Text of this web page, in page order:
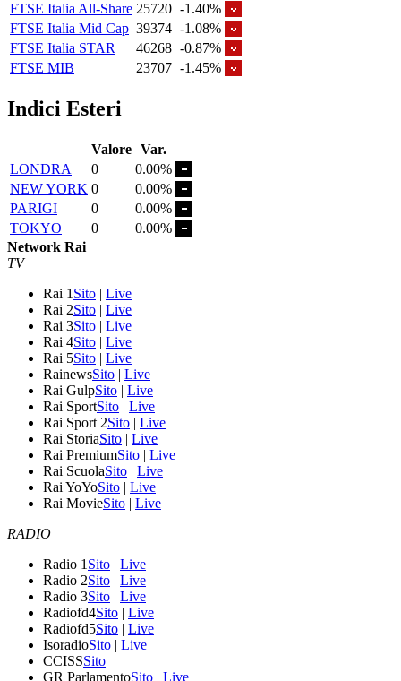
FTSE Italia All-Share 25720 -1.40%
FTSE Italia Mid Cap 39374 -1.08%
FTSE Italia STAR
46268 -0.87%
FTSE MIB
23707 -1.45%
Indici Esteri
Valore Var.
LONDRA
0
0.00%
NEW YORK 0
0.00%
PARIGI
0
0.00%
TOKYO
0
0.00%
Network Rai
TV
Rai 1 Sito | Live
Rai 2Sito | Live
Rai 3Sito | Live
Rai 4Sito | Live
Rai 5Sito | Live
RainewsSito | Live
Rai GulpSito | Live
Rai SportSito | Live
Rai Sport 2Sito | Live
Rai StoriaSito | Live
Rai PremiumSito | Live
Rai ScuolaSito | Live
Rai YoYoSito | Live
Rai MovieSito | Live
RADIO
Radio 1 Sito | Live
Radio 2Sito | Live
Radio 3Sito | Live
Radiofd4Sito | Live
Radiofd5Sito | Live
IsoradioSito | Live
CCISSSito
GR ParlamentoSito | Live